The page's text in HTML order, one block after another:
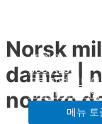
ABOUT
BUSINESS
프리미엄 시니
부동산 개발사업
메뉴 토
Norsk
damer |
norske